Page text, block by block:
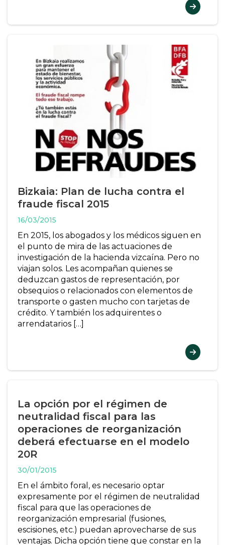
Bizkaia: Plan de lucha contra el
fraude fiscal 2015
16/03/2015
En 2015, los abogados y los médicos siguen en
el punto de mira de las actuaciones de
investigación de la hacienda vizcaína. Pero no
viajan solos. Les acompañan quienes se
deduzcan gastos de representación, por
obsequios o relacionados con elementos de
transporte o gasten mucho con tarjetas de
crédito. Y también los adquirentes o
arrendatarios […]
La opción por el régimen de
neutralidad fiscal para las
operaciones de reorganización
deberá efectuarse en el modelo
20R
30/01/2015
En el ámbito foral, es necesario optar
expresamente por el régimen de neutralidad
fiscal para que las operaciones de
reorganización empresarial (fusiones,
escisiones, etc.) puedan aprovecharse de sus
ventajas. Dicha opción tiene que constar en la